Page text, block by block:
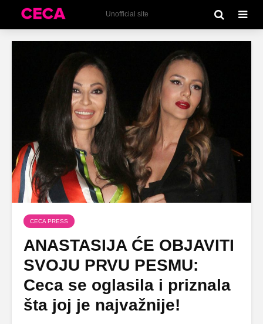
Unofficial site
CECA PRESS
ANASTASIJA ĆE OBJAVITI
SVOJU PRVU PESMU:
Ceca se oglasila i priznala
šta joj je najvažnije!